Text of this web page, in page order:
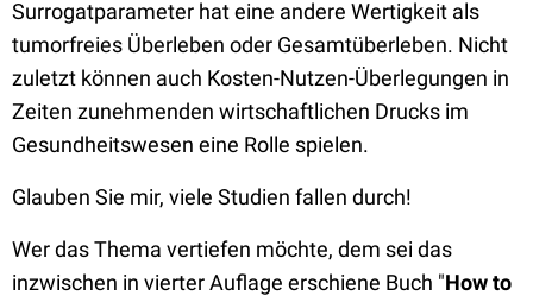
Surrogatparameter hat eine andere Wertigkeit als
tumorfreies Überleben oder Gesamtüberleben. Nicht
zuletzt können auch Kosten-Nutzen-Überlegungen in
Zeiten zunehmenden wirtschaftlichen Drucks im
Gesundheitswesen eine Rolle spielen.
Glauben Sie mir, viele Studien fallen durch!
Wer das Thema vertiefen möchte, dem sei das
inzwischen in vierter Auflage erschiene Buch "How to